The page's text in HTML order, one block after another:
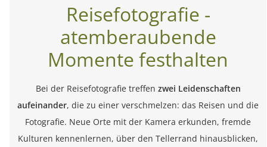
Reisefotografie -
atemberaubende
Momente festhalten
Bei der Reisefotografie treffen zwei Leidenschaften
aufeinander, die zu einer verschmelzen: das Reisen und die
Fotografie. Neue Orte mit der Kamera erkunden, fremde
Kulturen kennenlernen, über den Tellerrand hinausblicken,